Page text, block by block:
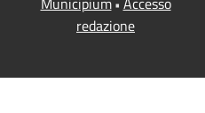
redazione